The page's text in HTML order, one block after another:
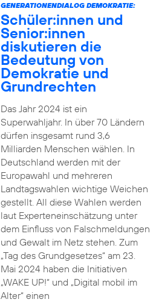
GENERATIONENDIALOG DEMOKRATIE:
Schüler:innen und
Senior:innen
diskutieren die
Bedeutung von
Demokratie und
Grundrechten
Das Jahr 2024 ist ein
Superwahljahr. In über 70 Ländern
dürfen insgesamt rund 3,6
Milliarden Menschen wählen. In
Deutschland werden mit der
Europawahl und mehreren
Landtagswahlen wichtige Weichen
gestellt. All diese Wahlen werden
laut Experteneinschätzung unter
dem Einfluss von Falschmeldungen
und Gewalt im Netz stehen. Zum
„Tag des Grundgesetzes“ am 23.
Mai 2024 haben die Initiativen
„WAKE UP!“ und „Digital mobil im
Alter“ einen